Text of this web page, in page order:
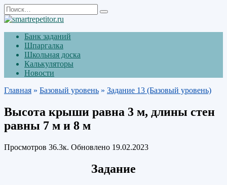
Перейти
к
содержанию
Search
for:
Банк заданий
Шпаргалка
Школьная доска
Калькуляторы
Новости
Главная » Базовый уровень » Задание 13 (Базовый уровень)
Высота крыши равна 3 м, длины стен
равны 7 м и 8 м
Просмотров 36.3к. Обновлено 19.02.2023
Задание